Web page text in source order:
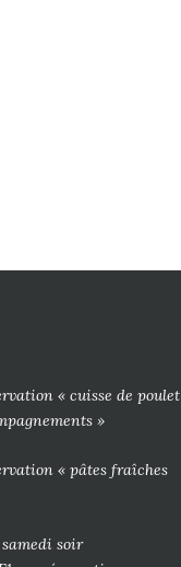
« cuisse de poulet
»
« pâtes fraîches
soir